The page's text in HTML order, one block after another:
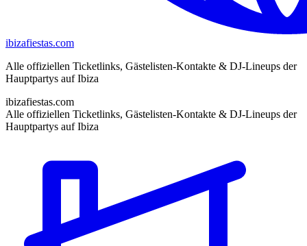
ibizafiestas.com
Alle offiziellen Ticketlinks, Gästelisten-Kontakte & DJ-Lineups der
Hauptpartys auf Ibiza
ibizafiestas.com
Alle offiziellen Ticketlinks, Gästelisten-Kontakte & DJ-Lineups der
Hauptpartys auf Ibiza